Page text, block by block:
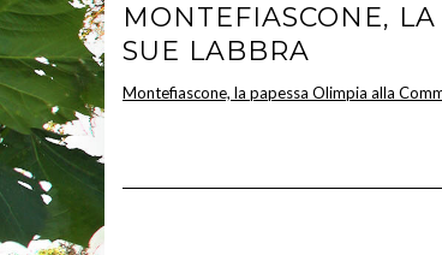
MONTEFIASCONE,
SUE LABBRA
Montefiascone, la papessa Olimpia alla